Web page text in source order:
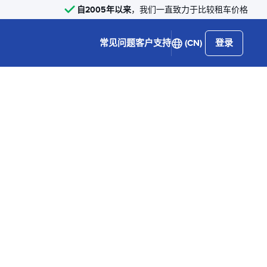
自2005年以来，我们一直致力于比较租车价格
常见问题客户支持 (CN) 登录